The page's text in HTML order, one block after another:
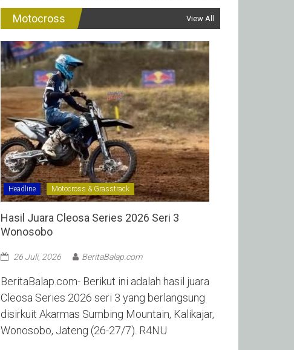
Motocross View All
Headline Motocross & Grasstrack
Hasil Juara Cleosa Series 2026 Seri 3
Wonosobo ‎
26 Juli, 2026 BeritaBalap.com
BeritaBalap.com- Berikut ini adalah hasil juara
Cleosa Series 2026 seri 3 yang berlangsung
disirkuit Akarmas Sumbing Mountain, Kalikajar,
Wonosobo, Jateng (26-27/7). R4NU